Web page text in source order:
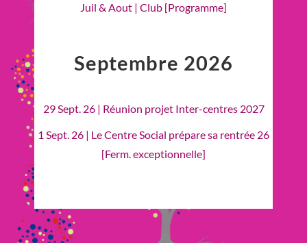
Juil & Aout | Club [Programme]
Septembre 2026
29 Sept. 26 | Réunion projet Inter-centres 2027
1 Sept. 26 | Le Centre Social prépare sa rentrée 26
[Ferm. exceptionnelle]